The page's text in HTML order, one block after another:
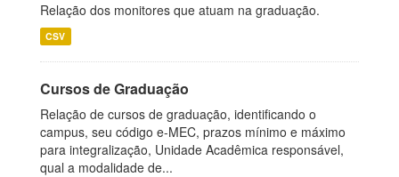
Relação dos monitores que atuam na graduação.
CSV
Cursos de Graduação
Relação de cursos de graduação, identificando o
campus, seu código e-MEC, prazos mínimo e máximo
para integralização, Unidade Acadêmica responsável,
qual a modalidade de...